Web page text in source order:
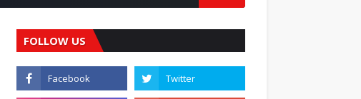
FOLLOW US